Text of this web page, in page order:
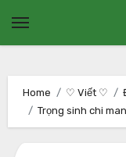
Home ♡ Viết ♡
Trọng sinh chi